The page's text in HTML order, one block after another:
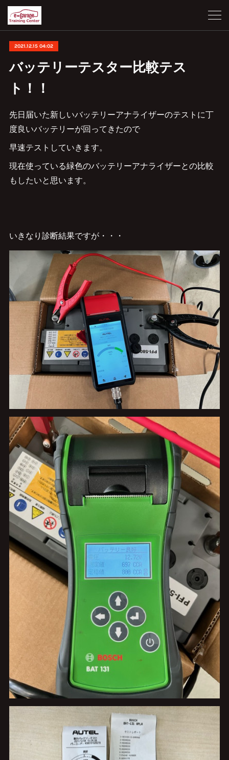
2021.12.15 04:02
バッテリーテスター比較テス
ト！！
先日届いた新しいバッテリーアナライザーのテストに丁
度良いバッテリーが回ってきたので
早速テストしていきます。
現在使っている緑色のバッテリーアナライザーとの比較
もしたいと思います。
いきなり診断結果ですが・・・